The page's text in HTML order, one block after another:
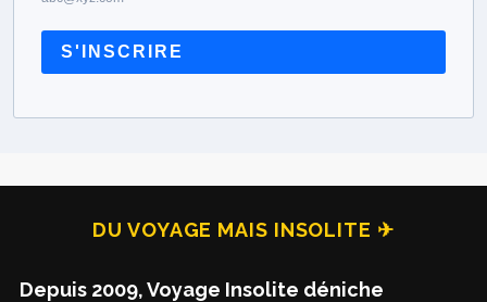
S'INSCRIRE
DU VOYAGE MAIS INSOLITE ✈
Depuis 2009, Voyage Insolite déniche